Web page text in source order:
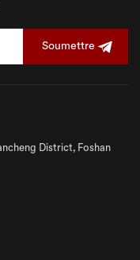
Soumettre
District, Foshan